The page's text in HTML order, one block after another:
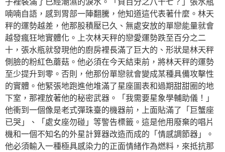
喃喃自語，感到胃部一陣翻騰，他知道這代表著什麼。林天
秤的運勢越差，他那股積壓已久、無處安放的單戀能量就會
越發瘋狂地實體化。上次林天秤的戀愛運勢跌至百分之二
十，張水瓶就發現他的廚房裡長滿了巨大的、形狀是林天秤
側臉的粉紅色蘑菇。他必須在今天結束前，將林天秤的運勢
至少提升到零。否則，他那份單戀就會變成某種具備攻擊性
的實體。他緊張地跑進他堆滿了星座圖表和過期甜甜圈的地
下室，那裡放著他的秘密武器。「我需要星象學輔助儀！」
他衝到一個像是老式彈珠臺的機器前，上面貼滿了「巨蟹座
已哭」、「處女座勿碰」等警告標籤。這是他用廢棄的唱片
機和一個不知名的外星計算器改造而成的「情感調節器」。
他必須輸入一種極具感染力的正面情緒作為燃料，來抵抗那